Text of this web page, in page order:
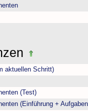
aktuellen Schritt)
(Test)
(Einführung +